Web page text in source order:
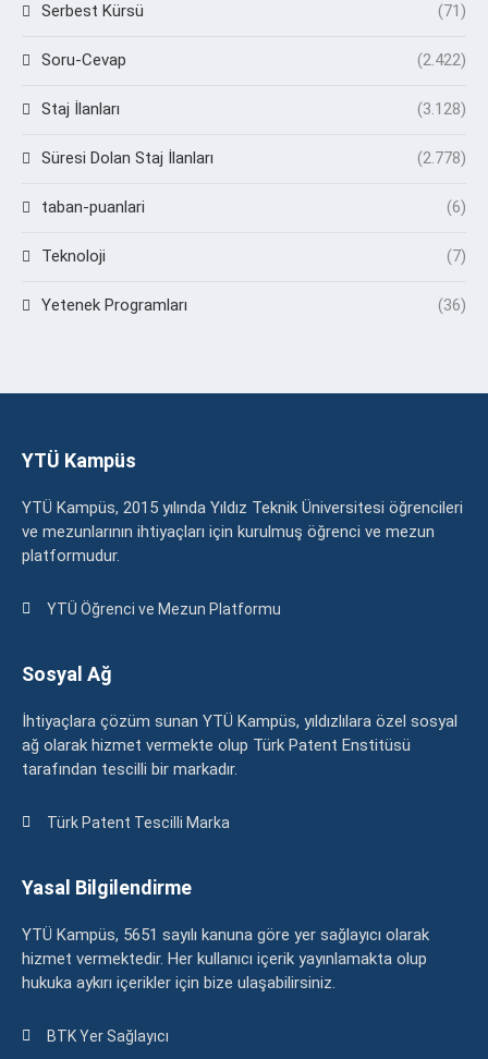
Serbest Kürsü (71)
Soru-Cevap (2.422)
Staj İlanları (3.128)
Süresi Dolan Staj İlanları (2.778)
taban-puanlari (6)
Teknoloji (7)
Yetenek Programları (36)
YTÜ Kampüs
YTÜ Kampüs, 2015 yılında Yıldız Teknik Üniversitesi öğrencileri
ve mezunlarının ihtiyaçları için kurulmuş öğrenci ve mezun
platformudur.
YTÜ Öğrenci ve Mezun Platformu
Sosyal Ağ
İhtiyaçlara çözüm sunan YTÜ Kampüs, yıldızlılara özel sosyal
ağ olarak hizmet vermekte olup Türk Patent Enstitüsü
tarafından tescilli bir markadır.
Türk Patent Tescilli Marka
Yasal Bilgilendirme
YTÜ Kampüs, 5651 sayılı kanuna göre yer sağlayıcı olarak
hizmet vermektedir. Her kullanıcı içerik yayınlamakta olup
hukuka aykırı içerikler için bize ulaşabilirsiniz.
BTK Yer Sağlayıcı